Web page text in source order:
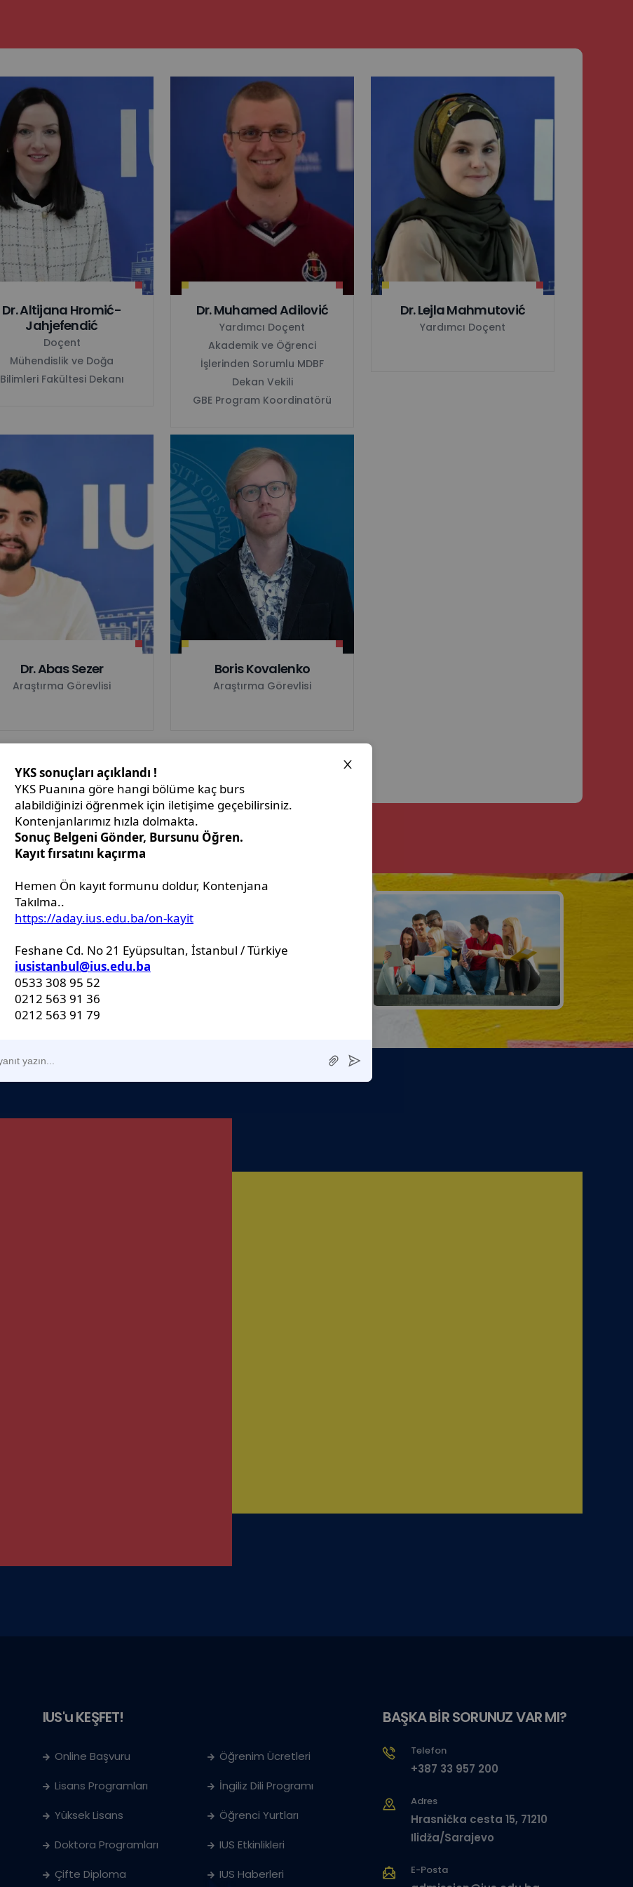
Dr. Altijana Hromić-
Jahjefendić
Doçent
Mühendislik ve Doğa
Bilimleri Fakültesi Dekanı
Dr. Muhamed Adilović
Yardımcı Doçent
Akademik ve Öğrenci
İşlerinden Sorumlu MDBF
Dekan Vekili
GBE Program Koordinatörü
Dr. Lejla Mahmutović
Yardımcı Doçent
Dr. Abas Sezer
Araştırma Görevlisi
Boris Kovalenko
Araştırma Görevlisi
IUS'u KEŞFET!
Online Başvuru
Lisans Programları
Yüksek Lisans
Doktora Programları
Çifte Diploma
Öğrenim Ücretleri
İngiliz Dili Programı
Öğrenci Yurtları
IUS Etkinlikleri
IUS Haberleri
BAŞKA BİR SORUNUZ VAR MI?
Telefon
+387 33 957 200
Adres
Hrasnička cesta 15, 71210
Ilidža/Sarajevo
E-Posta